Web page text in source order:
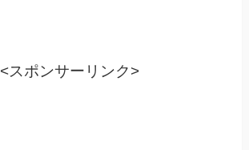
<スポンサーリンク>